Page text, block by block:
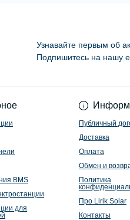
Узнавайте первым об
Подпишитесь на нашу
BMS
для
Публичный
Доставка
Оплата
Обмен и
Политика
Про Lirik Solar
Контакты